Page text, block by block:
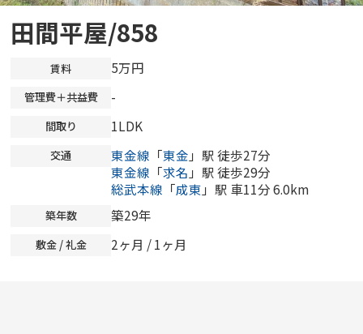
田間平屋/858
賃料 5万円
管理費＋共益費 -
間取り 1LDK
交通 東金線 「東金 」駅 徒歩27分
東金線 「求名 」駅 徒歩29分
総武本線 「成東 」駅 車11分 6.0km
築年数 築29年
敷金 / 礼金 2ヶ月 / 1ヶ月